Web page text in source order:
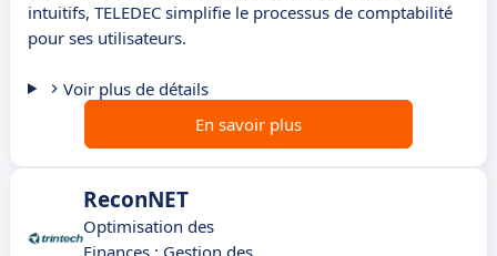
intuitifs, TELEDEC simplifie le processus de comptabilité
pour ses utilisateurs.
Voir plus de détails
En savoir plus
ReconNET
Optimisation des